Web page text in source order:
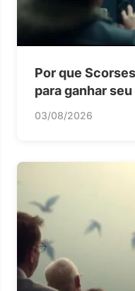
Por que
para ganhar
03/08/2026